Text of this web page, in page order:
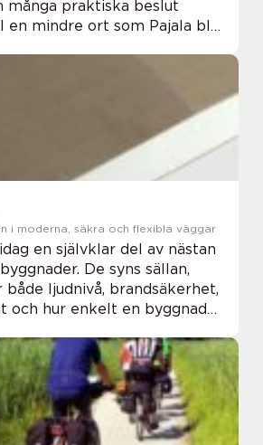
många praktiska beslut
en mindre ort som Pajala blir
grunden i moderna, säkra och flexibla väggar
en självklar del av nästan
De syns sällan,
ljudnivå, brandsäkerhet,
och hur enkelt en byggnad
kärna av gips med ett ytskikt